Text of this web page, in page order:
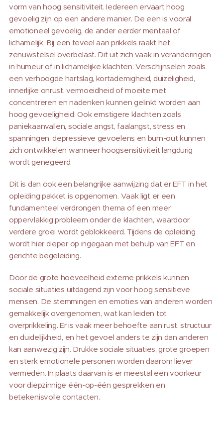
vorm van hoog sensitiviteit. Iedereen ervaart hoog
gevoelig zijn op een andere manier. De een is vooral
emotioneel gevoelig, de ander eerder mentaal of
lichamelijk. Bij een teveel aan prikkels raakt het
zenuwstelsel overbelast. Dit uit zich vaak in veranderingen
in humeur of in lichamelijke klachten. Verschijnselen zoals
een verhoogde hartslag, kortademigheid, duizeligheid,
innerlijke onrust, vermoeidheid of moeite met
concentreren en nadenken kunnen gelinkt worden aan
hoog gevoeligheid. Ook ernstigere klachten zoals
paniekaanvallen, sociale angst, faalangst, stress en
spanningen, depressieve gevoelens en burn-out kunnen
zich ontwikkelen wanneer hoogsensitiviteit langdurig
wordt genegeerd.
Dit is dan ook een belangrijke aanwijzing dat er EFT in het
opleiding pakket is opgenomen. Vaak ligt er een
fundamenteel verdrongen thema of een meer
oppervlakkig probleem onder de klachten, waardoor
verdere groei wordt geblokkeerd. Tijdens de opleiding
wordt hier dieper op ingegaan met behulp van EFT en
gerichte begeleiding.
Door de grote hoeveelheid externe prikkels kunnen
sociale situaties uitdagend zijn voor hoog sensitieve
mensen. De stemmingen en emoties van anderen worden
gemakkelijk overgenomen, wat kan leiden tot
overprikkeling. Er is vaak meer behoefte aan rust, structuur
en duidelijkheid, en het gevoel anders te zijn dan anderen
kan aanwezig zijn. Drukke sociale situaties, grote groepen
en sterk emotionele personen worden daarom liever
vermeden. In plaats daarvan is er meestal een voorkeur
voor diepzinnige één-op-één gesprekken en
betekenisvolle contacten.